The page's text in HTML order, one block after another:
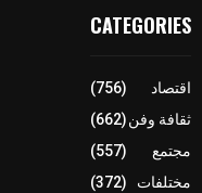
CATEGORIES
اقتصاد
(756)
ثقافة وفن(662)
مجتمع
(557)
مختلفات
(372)